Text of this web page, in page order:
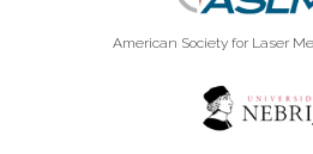
American Society for Laser